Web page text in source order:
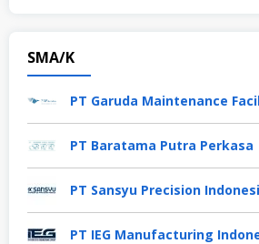
SMA/K
PT Garuda Maintenance
PT Baratama Putra Perkasa
PT Sansyu Precision
PT IEG Manufacturing